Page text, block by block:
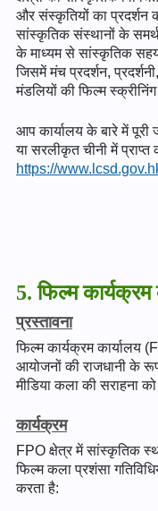
और संस्कृतियों का प्रदर्शन
सांस्कृतिक संस्थानों के
के माध्यम से सांस्कृतिक
जिसमें मंच प्रदर्शन,
मंडलियों की फिल्म स्क्रीनिंग
आप कार्यालय के बारे में पूरी
या सरलीकृत चीनी में
https://
5. फिल्म कार्यक्रम
प्रस्तावना
फिल्म कार्यक्रम कार्यालय
आयोजनों की राजधानी के
मीडिया कला की सराहना
कार्यक्रम
FPO क्षेत्र में सांस्कृतिक
फिल्म कला प्रशंसा
करता है: